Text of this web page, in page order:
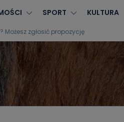
SPORT KULTURA
Możesz zgłosić propozycję